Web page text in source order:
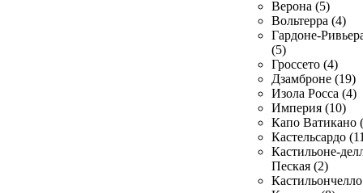
Верона (5)
Вольтерра (4)
Гардоне-
(5)
Гроссето (4)
Дзамброне (19)
Изола Росса (4)
Империя (10)
Капо Ватикано
Кастельсардо
Кастильоне-
Пеская (2)